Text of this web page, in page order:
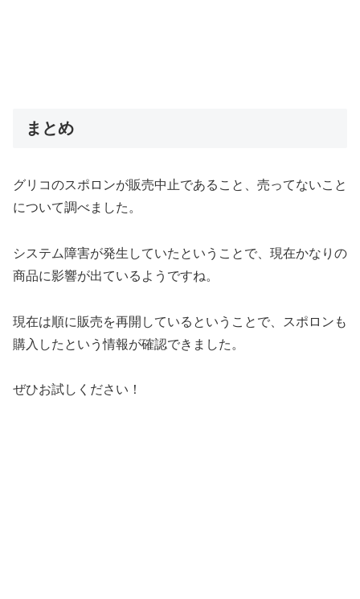
まとめ
グリコのスポロンが販売中止であること、売ってないこと
について調べました。
システム障害が発生していたということで、現在かなりの
商品に影響が出ているようですね。
現在は順に販売を再開しているということで、スポロンも
購入したという情報が確認できました。
ぜひお試しください！